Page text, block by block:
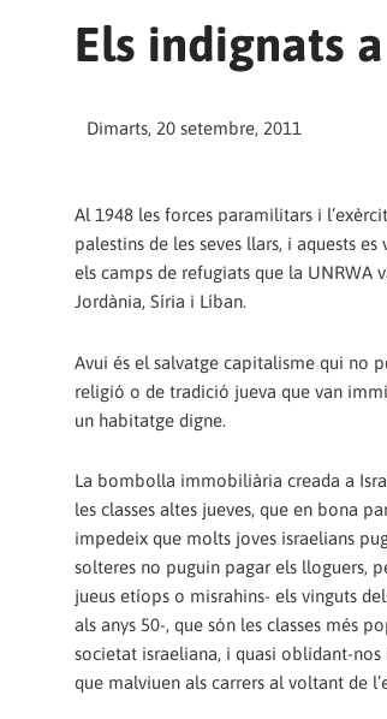
Els indignats
Dimarts, 20 setembre, 2011
Al 1948 les forces paramilitars i
palestins de les seves llars, i aquests
els camps de refugiats que la UNRWA
Jordània, Síria i Líban.
Avui és el salvatge capitalisme qui no
religió o de tradició jueva que van
un habitatge digne.
La bombolla immobiliària creada a
les classes altes jueves, que en bona
impedeix que molts joves israelians
solteres no puguin pagar els lloguers,
jueus etíops o misrahins- els vinguts
als anys 50-, que són les classes més
societat israeliana, i quasi oblidant-
que malviuen als carrers al voltant de